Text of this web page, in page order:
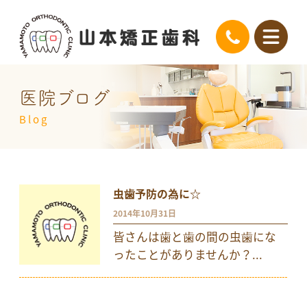
医院ブログ
Blog
虫歯予防の為に☆
2014年10月31日
皆さんは歯と歯の間の虫歯にな
ったことがありませんか？...